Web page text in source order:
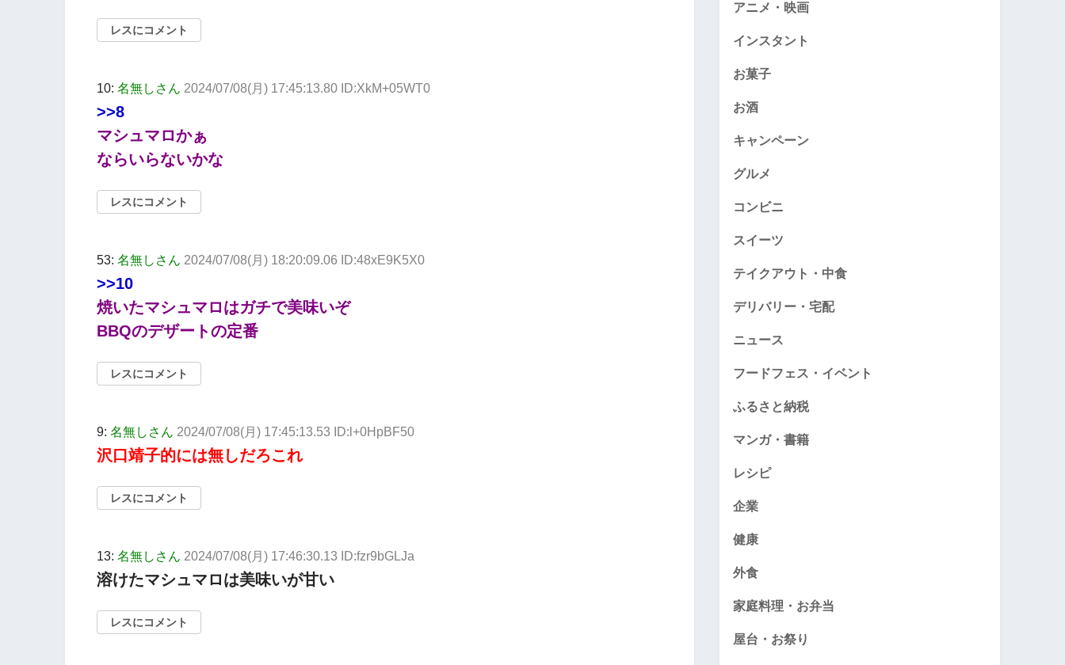
レスにコメント
10: 名無しさん 2024/07/08(月) 17:45:13.80 ID:XkM+05WT0
>>8
マシュマロかぁ
ならいらないかな
レスにコメント
53: 名無しさん 2024/07/08(月) 18:20:09.06 ID:48xE9K5X0
>>10
焼いたマシュマロはガチで美味いぞ
BBQのデザートの定番
レスにコメント
9: 名無しさん 2024/07/08(月) 17:45:13.53 ID:l+0HpBF50
沢口靖子的には無しだろこれ
レスにコメント
13: 名無しさん 2024/07/08(月) 17:46:30.13 ID:fzr9bGLJa
溶けたマシュマロは美味いが甘い
レスにコメント
アニメ・映画
インスタント
お菓子
お酒
キャンペーン
グルメ
コンビニ
スイーツ
テイクアウト・中食
デリバリー・宅配
ニュース
フードフェス・イベント
ふるさと納税
マンガ・書籍
レシピ
企業
健康
外食
家庭料理・お弁当
屋台・お祭り